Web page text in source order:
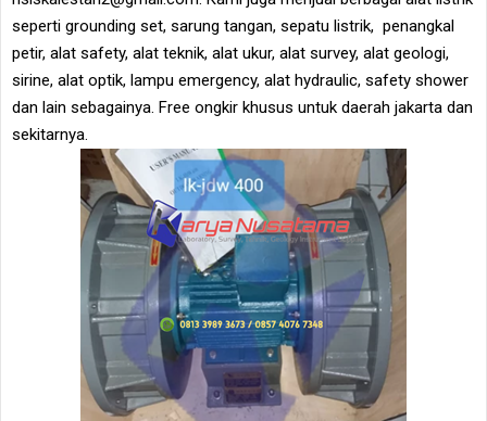
seperti grounding set, sarung tangan, sepatu listrik, penangkal
petir, alat safety, alat teknik, alat ukur, alat survey, alat geologi,
sirine, alat optik, lampu emergency, alat hydraulic, safety shower
dan lain sebagainya. Free ongkir khusus untuk daerah jakarta dan
sekitarnya.